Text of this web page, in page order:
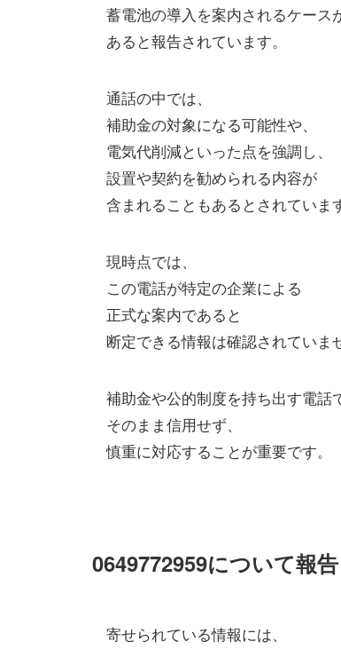
蓄電池の導入を案内されるケース
あると報告されています。
通話の中では、
補助金の対象になる可能性や、
電気代削減といった点を強調し、
設置や契約を勧められる内容が
含まれることもあるとされていま
現時点では、
この電話が特定の企業による
正式な案内であると
断定できる情報は確認されていま
補助金や公的制度を持ち出す電話
そのまま信用せず、
慎重に対応することが重要です。
0649772959について報
寄せられている情報には、